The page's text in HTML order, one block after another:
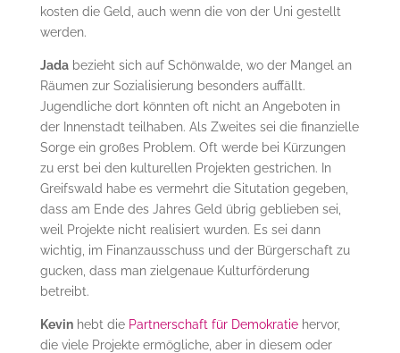
kosten die Geld, auch wenn die von der Uni gestellt
werden.
Jadabezieht sich auf Schönwalde, wo der Mangel an
Räumen zur Sozialisierung besonders auffällt.
Jugendliche dort könnten oft nicht an Angeboten in
der Innenstadt teilhaben. Als Zweites sei die finanzielle
Sorge ein großes Problem. Oft werde bei Kürzungen
zu erst bei den kulturellen Projekten gestrichen. In
Greifswald habe es vermehrt die Situtation gegeben,
dass am Ende des Jahres Geld übrig geblieben sei,
weil Projekte nicht realisiert wurden. Es sei dann
wichtig, im Finanzausschuss und der Bürgerschaft zu
gucken, dass man zielgenaue Kulturförderung
betreibt.
Kevinhebt die Partnerschaft für Demokratiehervor,
die viele Projekte ermögliche, aber in diesem oder